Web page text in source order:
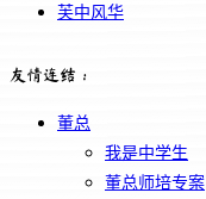
芙中风华
友情连结：
董总
我是中学生
董总师培专案